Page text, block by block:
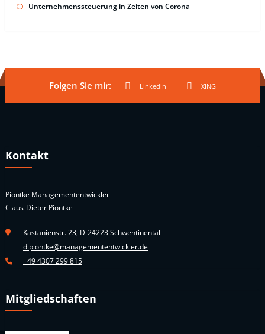
Unternehmenssteuerung in Zeiten von Corona
Folgen Sie mir: Linkedin XING
Kontakt
Piontke Managemententwickler
Claus-Dieter Piontke
Kastanienstr. 23, D-24223 Schwentinental
d.piontke@managemententwickler.de
+49 4307 299 815
Mitgliedschaften